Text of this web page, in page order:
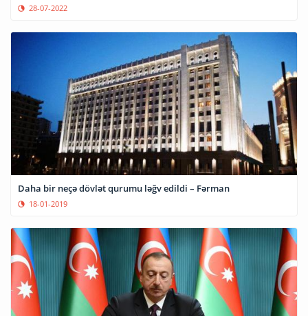
28-07-2022
Daha bir neçə dövlət qurumu ləğv edildi – Fərman
18-01-2019